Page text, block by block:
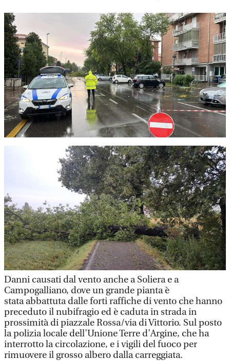
Danni causati dal vento anche a Soliera e a
Campogalliano, dove un grande pianta è
stata abbattuta dalle forti raffiche di vento che hanno
preceduto il nubifragio ed è caduta in strada in
prossimità di piazzale Rossa/via di Vittorio. Sul posto
la polizia locale dell’Unione Terre d’Argine, che ha
interrotto la circolazione, e i vigili del fuoco per
rimuovere il grosso albero dalla carreggiata.